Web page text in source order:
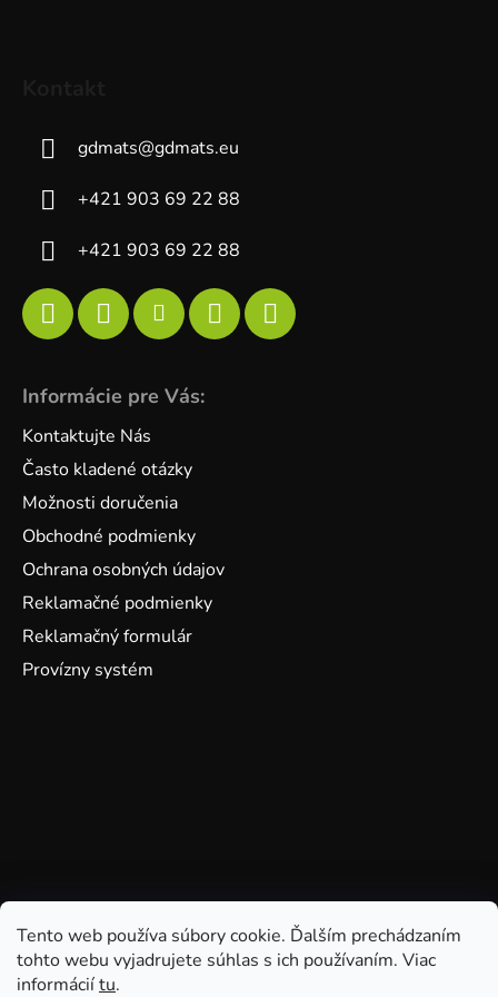
Tento web používa súbory cookie. Ďalším prechádzaním
tohto webu vyjadrujete súhlas s ich používaním. Viac
informáciítu.
gdmats@gdmats.eu
+421 903 69 22 88
+421 903 69 22 88
Informácie pre Vás:
Kontaktujte Nás
Často kladené otázky
Možnosti doručenia
Obchodné podmienky
Ochrana osobných údajov
Reklamačné podmienky
Reklamačný formulár
Provízny systém